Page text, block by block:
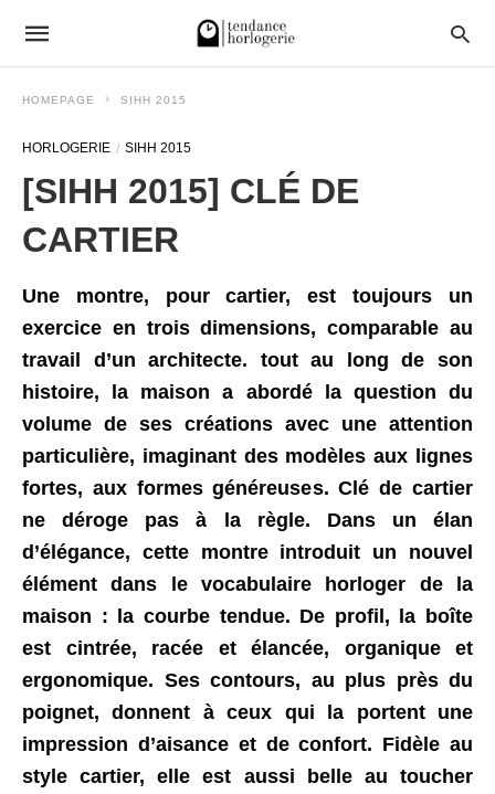
HOMEPAGE SIHH 2015
HORLOGERIE SIHH 2015
[SIHH 2015] CLÉ DE
CARTIER
Une montre, pour cartier, est toujours un
exercice en trois dimensions, comparable au
travail d’un architecte. tout au long de son
histoire, la maison a abordé la question du
volume de ses créations avec une attention
particulière, imaginant des modèles aux lignes
fortes, aux formes généreuses. Clé de cartier
ne déroge pas à la règle. Dans un élan
d’élégance, cette montre introduit un nouvel
élément dans le vocabulaire horloger de la
maison :
la courbe tendue. De profil, la boîte
est cintrée, racée et élancée, organique et
ergonomique. Ses contours, au plus près du
poignet, donnent à ceux qui la portent une
impression d’aisance et de confort. Fidèle au
style cartier, elle est aussi belle au toucher